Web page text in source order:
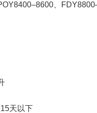
、
天以下